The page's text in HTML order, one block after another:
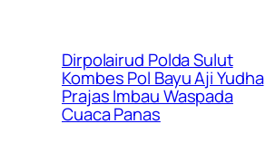
Dirpolairud Polda Sulut
Kombes Pol Bayu Aji Yudha
Prajas Imbau Waspada
Cuaca Panas